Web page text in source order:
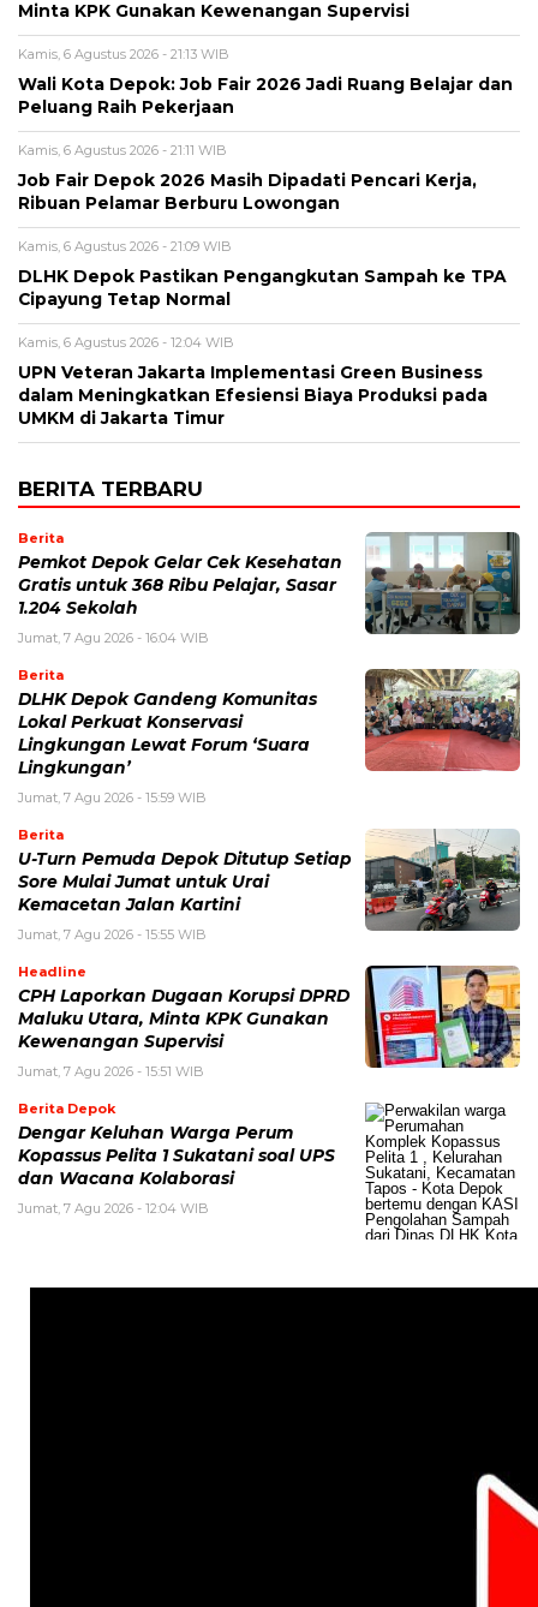
Minta KPK Gunakan Kewenangan Supervisi
Kamis, 6 Agustus 2026 - 21:13 WIB
Wali Kota Depok: Job Fair 2026 Jadi Ruang Belajar dan
Peluang Raih Pekerjaan
Kamis, 6 Agustus 2026 - 21:11 WIB
Job Fair Depok 2026 Masih Dipadati Pencari Kerja,
Ribuan Pelamar Berburu Lowongan
Kamis, 6 Agustus 2026 - 21:09 WIB
DLHK Depok Pastikan Pengangkutan Sampah ke TPA
Cipayung Tetap Normal
Kamis, 6 Agustus 2026 - 12:04 WIB
UPN Veteran Jakarta Implementasi Green Business
dalam Meningkatkan Efesiensi Biaya Produksi pada
UMKM di Jakarta Timur
BERITA TERBARU
Berita
Pemkot Depok Gelar Cek Kesehatan
Gratis untuk 368 Ribu Pelajar, Sasar
1.204 Sekolah
Jumat, 7 Agu 2026 - 16:04 WIB
Berita
DLHK Depok Gandeng Komunitas
Lokal Perkuat Konservasi
Lingkungan Lewat Forum ‘Suara
Lingkungan’
Jumat, 7 Agu 2026 - 15:59 WIB
Berita
U-Turn Pemuda Depok Ditutup Setiap
Sore Mulai Jumat untuk Urai
Kemacetan Jalan Kartini
Jumat, 7 Agu 2026 - 15:55 WIB
Headline
CPH Laporkan Dugaan Korupsi DPRD
Maluku Utara, Minta KPK Gunakan
Kewenangan Supervisi
Jumat, 7 Agu 2026 - 15:51 WIB
Berita Depok
Dengar Keluhan Warga Perum
Kopassus Pelita 1 Sukatani soal UPS
dan Wacana Kolaborasi
Jumat, 7 Agu 2026 - 12:04 WIB